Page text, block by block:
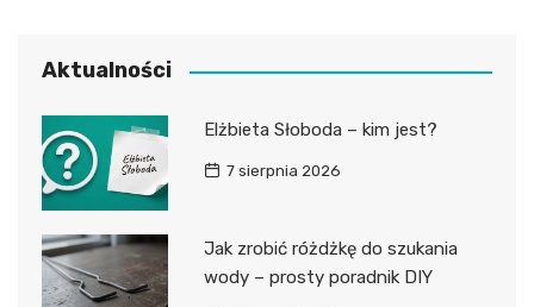
Aktualności
Elżbieta Słoboda – kim jest?
7 sierpnia 2026
Jak zrobić różdżkę do szukania
wody – prosty poradnik DIY